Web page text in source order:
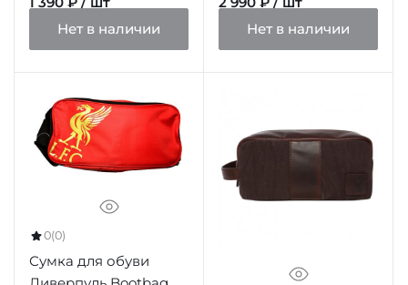
Нет в наличии
Нет в наличии
0(0)
Сумка для обуви